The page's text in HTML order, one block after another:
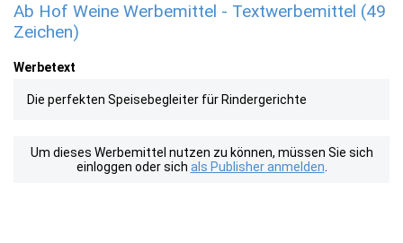
Ab Hof Weine Werbemittel - Textwerbemittel (49
Zeichen)
Werbetext
Die perfekten Speisebegleiter für Rindergerichte
Um dieses Werbemittel nutzen zu können, müssen Sie sich
einloggen oder sich als Publisher anmelden